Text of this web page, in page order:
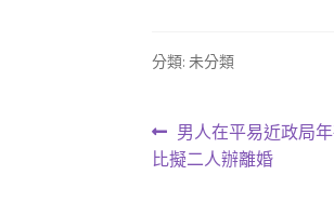
分類: 未分類
文
章
上
一
男人在平易近政局
比擬二人辦離婚